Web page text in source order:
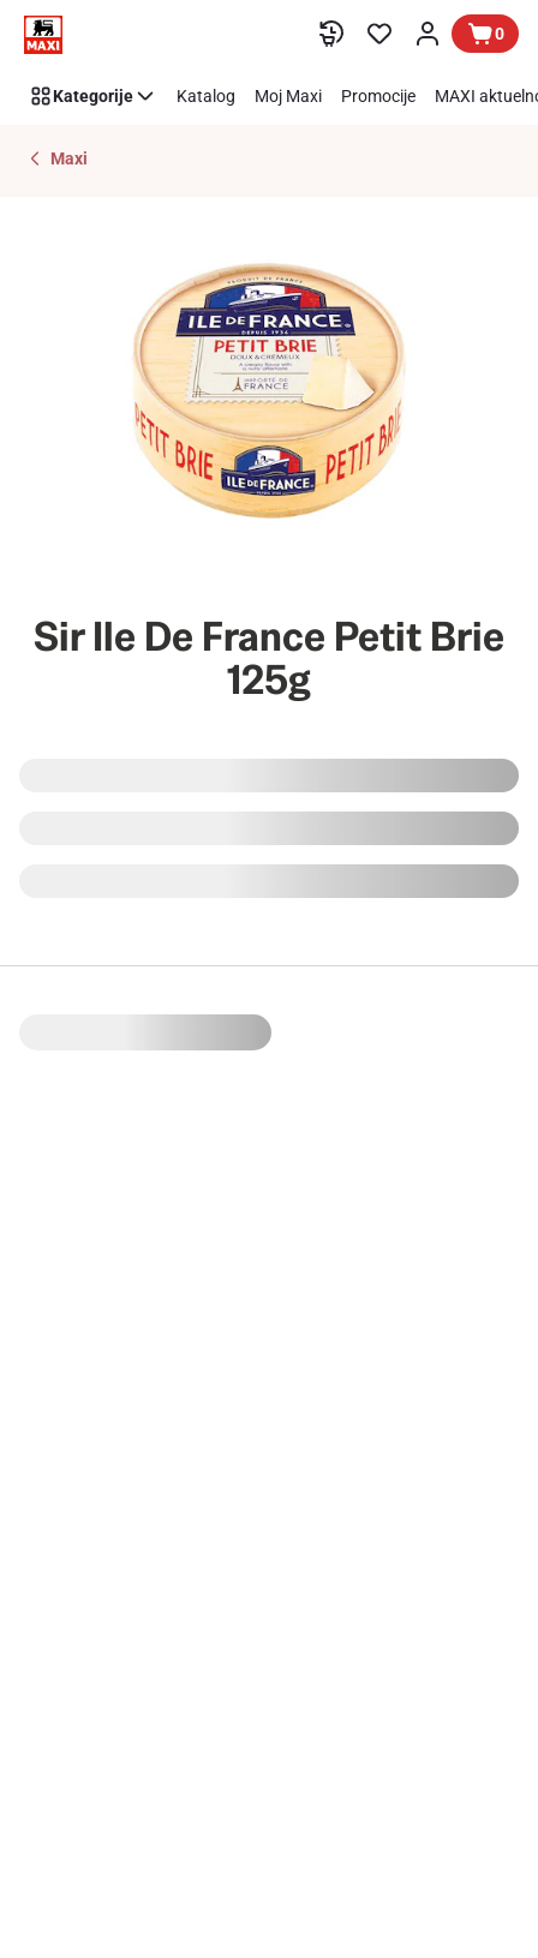
Preskoči link 0
Kategorije Katalog Moj Maxi Promocije MAXI
Maxi
Sir Ile De France Petit Brie
125g